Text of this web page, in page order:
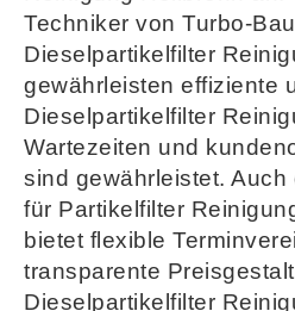
Techniker von Turbo-
Dieselpartikelfilter
gewährleisten effiziente
Dieselpartikelfilter
Wartezeiten und
sind gewährleistet. Auch
für Partikelfilter
bietet flexible
transparente
Dieselpartikelfilter